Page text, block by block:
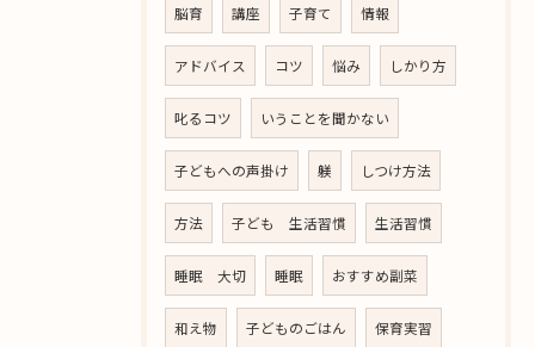
脳育 講座 子育て 情報
アドバイス コツ 悩み しかり方
叱るコツ いうことを聞かない
子どもへの声掛け 躾 しつけ方法
方法 子ども 生活習慣 生活習慣
睡眠 大切 睡眠 おすすめ副菜
和え物 子どものごはん 保育実習